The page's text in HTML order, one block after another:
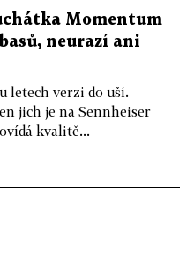
Momentum
neurazí ani
letech verzi do uší.
jich je na Sennheiser
kvalitě...